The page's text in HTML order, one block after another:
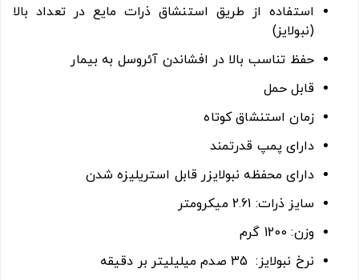
استفاده از طریق استنشاق ذرات مایع در تعداد بالا
(نبولایز)
حفظ تناسب بالا در افشاندن آئروسل به بیمار
قابل حمل
زمان استنشاق کوتاه
دارای پمپ قدرتمند
دارای محفظه نبولایزر قابل استریلیزه شدن
سایز ذرات: 2.61 میکرومتر
وزن: 1200 گرم
نرخ نبولایز: 35 صدم میلیلیتر بر دقیقه